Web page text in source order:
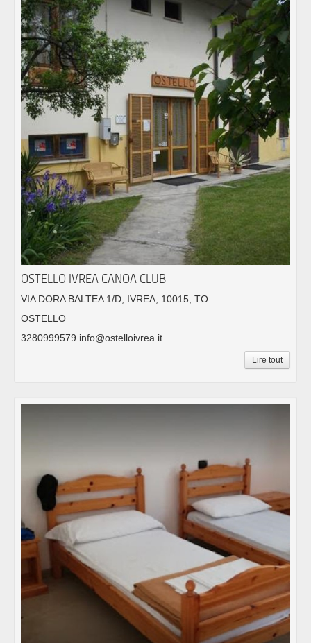
OSTELLO IVREA CANOA CLUB
VIA DORA BALTEA 1/D, IVREA, 10015, TO
OSTELLO
3280999579 info@ostelloivrea.it
Lire tout